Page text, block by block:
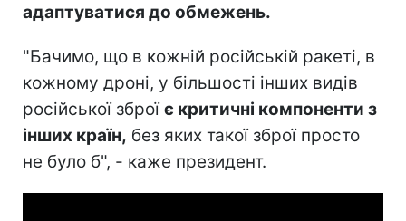
адаптуватися до обмежень.
"Бачимо, що в кожній російській ракеті, в
кожному дроні, у більшості інших видів
російської зброїє критичні компоненти з
інших країн, без яких такої зброї просто
не було б", - каже президент.